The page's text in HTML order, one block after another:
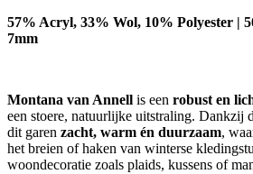
57% Acryl, 33% Wol, 10% Polyester |
7mm
Montana van Annell is een robust en
een stoere, natuurlijke uitstraling. Dankzij
dit garen zacht, warm én duurzaam,
het breien of haken van winterse
woondecoratie zoals plaids, kussens of